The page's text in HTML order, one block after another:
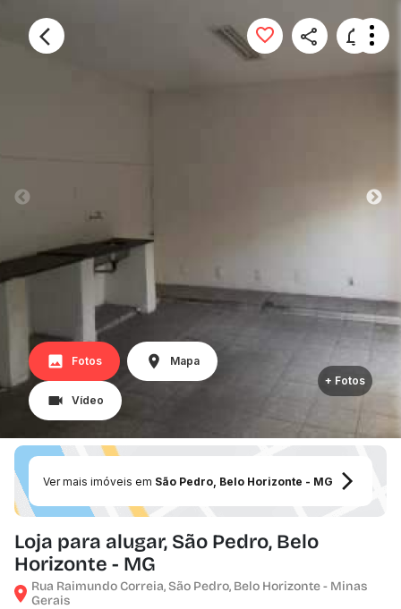
Fotos Mapa
Vídeo
+ Fotos
Ver mais imóveis em São Pedro, Belo Horizonte - MG
Loja para alugar, São Pedro, Belo
Horizonte - MG
Rua Raimundo Correia, São Pedro, Belo Horizonte - Minas
Gerais